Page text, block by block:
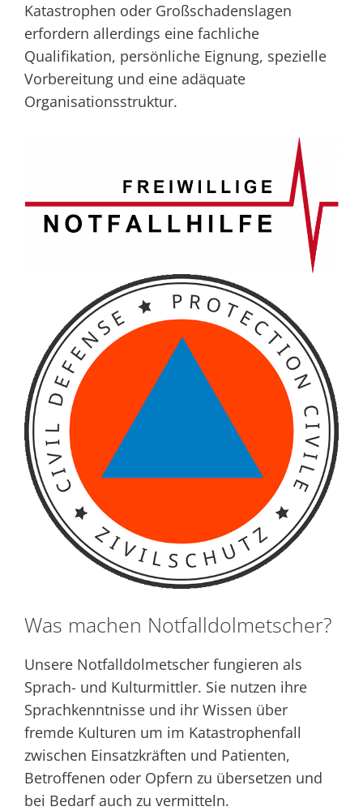
Katastrophen oder Großschadenslagen
erfordern allerdings eine fachliche
Qualifikation, persönliche Eignung, spezielle
Vorbereitung und eine adäquate
Organisationsstruktur.
Was machen Notfalldolmetscher?
Unsere Notfalldolmetscher fungieren als
Sprach- und Kulturmittler. Sie nutzen ihre
Sprachkenntnisse und ihr Wissen über
fremde Kulturen um im Katastrophenfall
zwischen Einsatzkräften und Patienten,
Betroffenen oder Opfern zu übersetzen und
bei Bedarf auch zu vermitteln.